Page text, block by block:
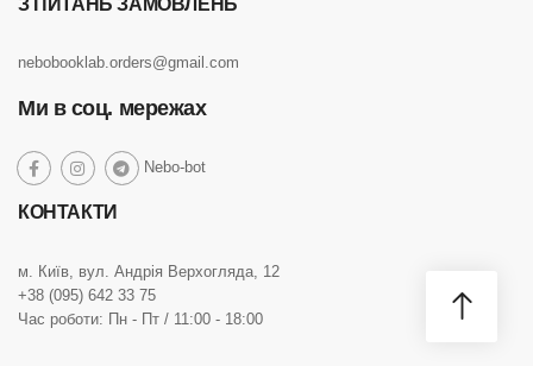
nebobooklab.orders@gmail.com
Ми в соц. мережах
social social socialNebo-botsocial
КОНТАКТИ
м. Київ, вул. Андрія Верхогляда, 12
+38 (095) 642 33 75
Час роботи: Пн - Пт / 11:00 - 18:00